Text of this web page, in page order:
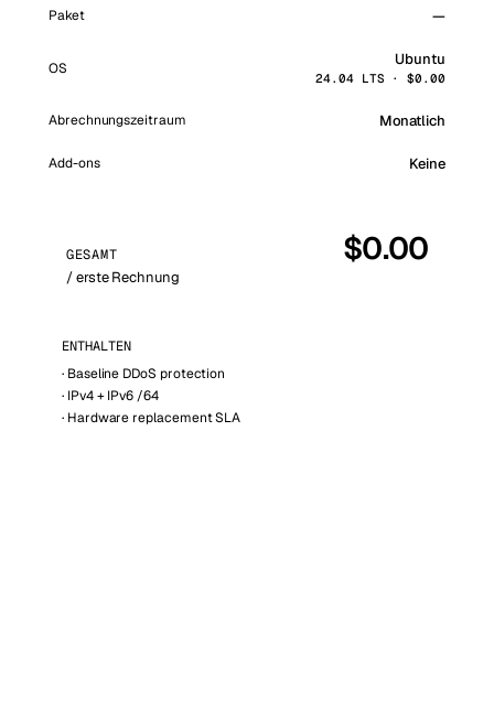
Paket —
OS Ubuntu
24.04 LTS · $0.00
Abrechnungszeitraum Monatlich
Add-ons Keine
GESAMT
/ erste Rechnung
$0.00
ENTHALTEN
· Baseline DDoS protection
· IPv4 + IPv6 /64
· Hardware replacement SLA